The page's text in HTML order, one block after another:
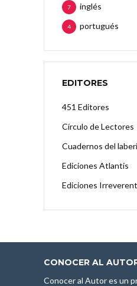
inglés
7
portugués
4
EDITORES
451 Editores
Círculo de Lectores
Cuadernos del
Ediciones Atlantis
Ediciones
CONOCER AL
Conocer al Autor es un